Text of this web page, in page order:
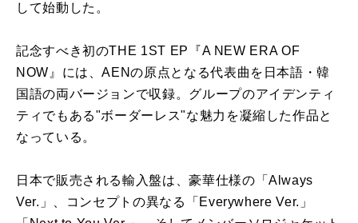
して始動した。
記念すべき初のTHE 1ST EP『A NEW ERA OF
NOW』には、AENの原点となる代表曲を日本語・韓
国語の両バージョンで収録。グループのアイデンティ
ティでもある"ボーダーレス"な魅力を凝縮した作品と
なっている。
日本で販売される輸入盤は、豪華仕様の「Always
Ver.」、コンセプトの異なる「Everywhere Ver.」